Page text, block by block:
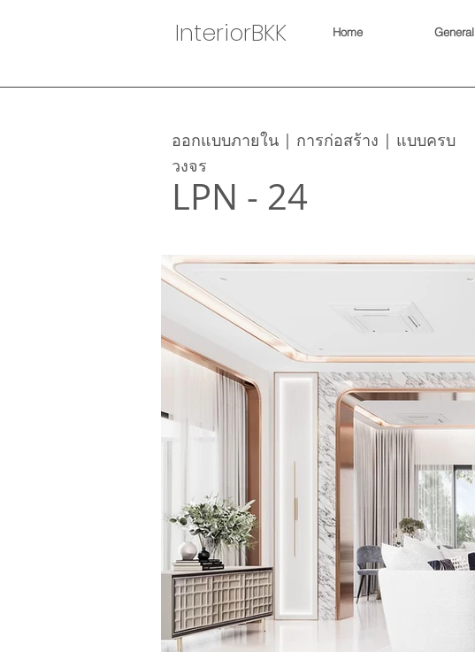
Home General
InteriorBKK
LPN - 24
ออกแบบภายใน | การก่อสร้าง | แบบครบ
วงจร